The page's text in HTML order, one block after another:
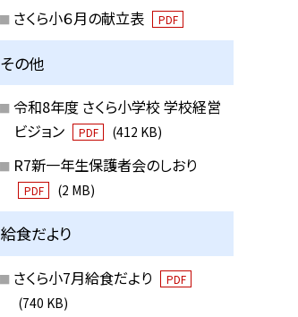
さくら小６月の献立表 PDF
その他
令和8年度 さくら小学校 学校経営
ビジョン
PDF (412 KB)
R7新一年生保護者会のしおり
PDF (2 MB)
給食だより
さくら小7月給食だより PDF
(740 KB)